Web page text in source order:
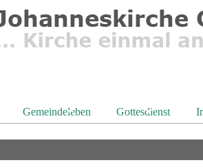
Gemeindeleben Gottesdienst